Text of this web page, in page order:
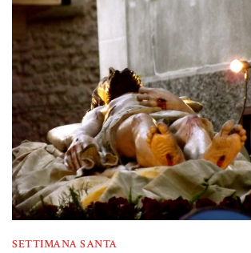
SETTIMANA SANTA